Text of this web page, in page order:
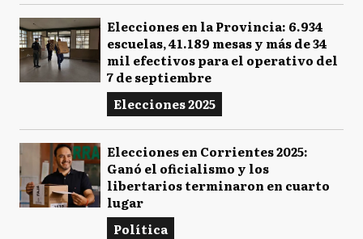
Elecciones en la Provincia: 6.934
escuelas, 41.189 mesas y más de 34
mil efectivos para el operativo del
7 de septiembre
Elecciones 2025
Elecciones en Corrientes 2025:
Ganó el oficialismo y los
libertarios terminaron en cuarto
lugar
Política